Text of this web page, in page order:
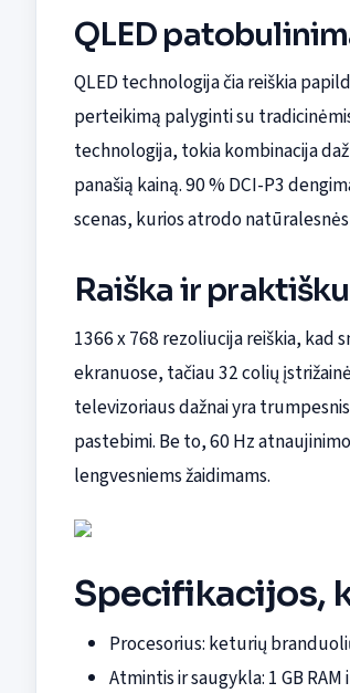
QLED
QLED technologija čia reiškia
perteikimą palyginti su
technologija, tokia kombinacija
panašią kainą. 90 % DCI-P3
scenas, kurios atrodo
Raiška ir
1366 x 768 rezoliucija reiškia, kad
ekranuose, tačiau 32 colių
televizoriaus dažnai yra
pastebimi. Be to, 60 Hz
lengvesniems žaidimams.
Specifikacijos,
Procesorius: keturių
Atmintis ir saugykla: 1 GB